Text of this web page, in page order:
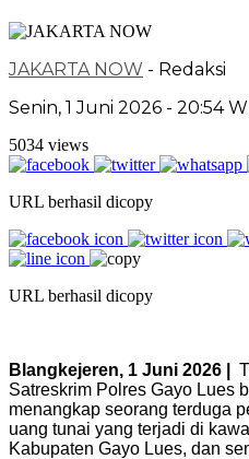
JAKARTA NOW - Redaksi
Senin, 1 Juni 2026 - 20:54
5034 views
URL berhasil dicopy
URL berhasil dicopy
Blangkejeren, 1 Juni 2026 |
Satreskrim Polres Gayo Lues
menangkap seorang terduga
uang tunai yang terjadi di
Kabupaten Gayo Lues, dan